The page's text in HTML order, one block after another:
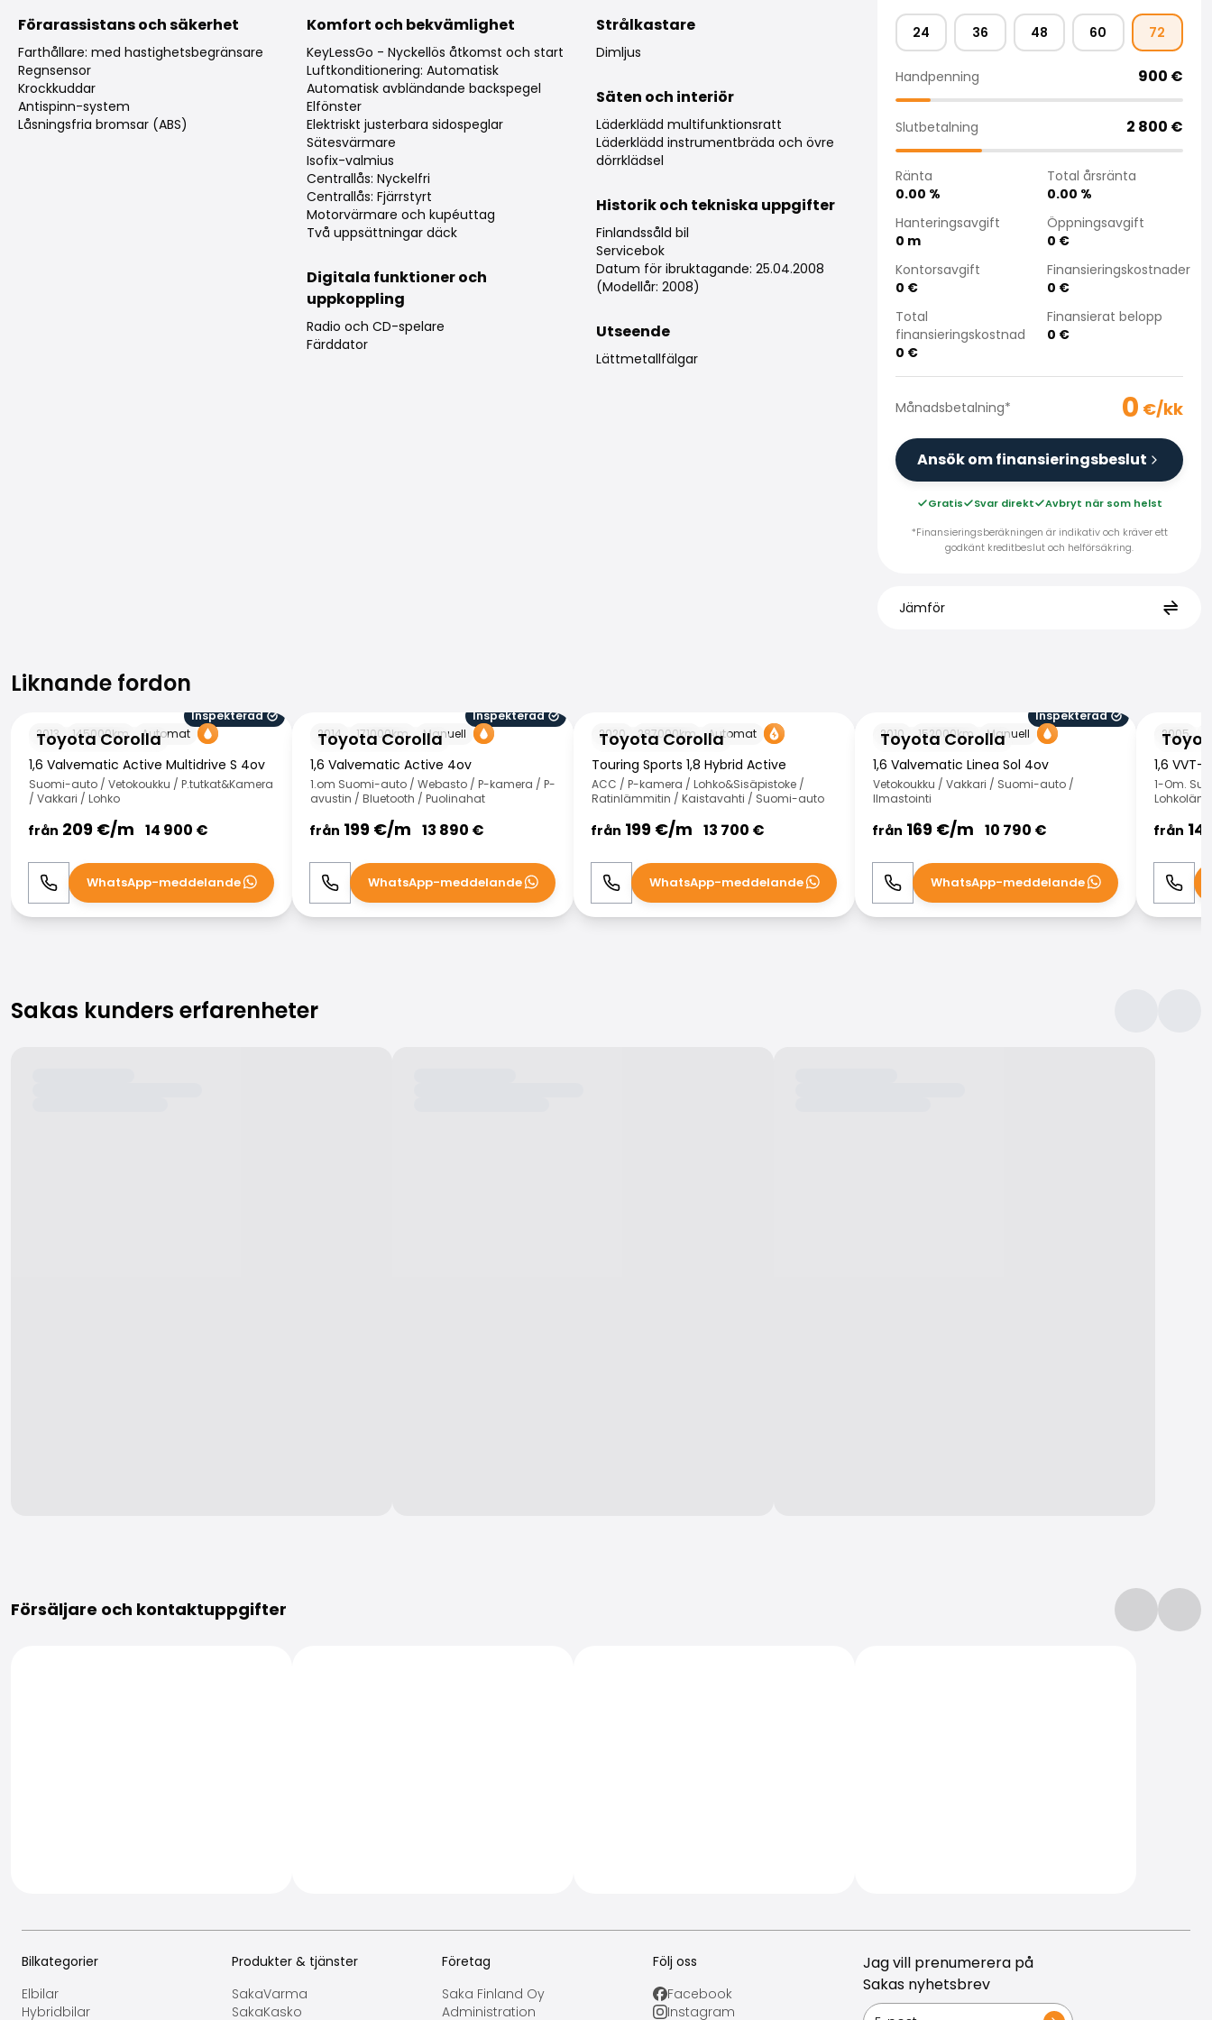
Förarassistans och säkerhet
Farthållare: med hastighetsbegränsare
Regnsensor
Krockkuddar
Antispinn-system
Låsningsfria bromsar (ABS)
Komfort och bekvämlighet
KeyLessGo - Nyckellös åtkomst och start
Luftkonditionering: Automatisk
Automatisk avbländande backspegel
Elfönster
Elektriskt justerbara sidospeglar
Sätesvärmare
Isofix-valmius
Centrallås: Nyckelfri
Centrallås: Fjärrstyrt
Motorvärmare och kupéuttag
Två uppsättningar däck
Digitala funktioner och
uppkoppling
Radio och CD-spelare
Färddator
Strålkastare
Dimljus
Säten och interiör
Läderklädd multifunktionsratt
Läderklädd instrumentbräda och övre
dörrklädsel
Historik och tekniska uppgifter
Finlandssåld bil
Servicebok
Datum för ibruktagande: 25.04.2008
(Modellår: 2008)
Utseende
Lättmetallfälgar
24 36 48 60 72
Handpenning 900 €
Slutbetalning 2 800 €
Ränta
0.00 %
Total årsränta
0.00 %
Hanteringsavgift
0 m
Öppningsavgift
0 €
Kontorsavgift
0 €
Finansieringskostnader
0 €
Total
finansieringskostnad
0 €
Finansierat belopp
0 €
Månadsbetalning* 0 €/kk
Ansök om finansieringsbeslut
Gratis Svar direkt
Avbryt när som helst
*Finansieringsberäkningen är indikativ och kräver ett
godkänt kreditbeslut och helförsäkring.
Jämför
Liknande fordon
Liknande fordon
Toyota Corolla
Inspekterad
2013
145000km Automat
1,6 Valvematic Active Multidrive S 4ov
Suomi-auto / Vetokoukku / P.tutkat&Kamera
/ Vakkari / Lohko
från 209 €/m 14 900 €
Ring WhatsApp
WhatsApp-meddelande
Toyota Corolla
Inspekterad
2014
171000km Manuell
1,6 Valvematic Active 4ov
1.om Suomi-auto / Webasto / P-kamera / P-
avustin / Bluetooth / Puolinahat
från 199 €/m 13 890 €
Ring WhatsApp
WhatsApp-meddelande
Toyota Corolla
2020 287000km Automat
Touring Sports 1,8 Hybrid Active
ACC / P-kamera / Lohko&Sisäpistoke /
Ratinlämmitin / Kaistavahti / Suomi-auto
från 199 €/m 13 700 €
Ring WhatsApp
WhatsApp-meddelande
Toyota Corolla
Inspekterad
2010
152000km Manuell
1,6 Valvematic Linea Sol 4ov
Vetokoukku / Vakkari / Suomi-auto /
Ilmastointi
från 169 €/m 10 790 €
Ring WhatsApp
WhatsApp-meddelande
2005
1,6 VVT-
1-Om.
från
Ring
Sakas kunders erfarenheter
Försäljare och kontaktuppgifter
Bilkategorier
Elbilar
Hybridbilar
Produkter & tjänster
SakaVarma
SakaKasko
Företag
Saka Finland Oy
Administration
Följ oss
Facebook
Instagram
Jag vill prenumerera på
Sakas nyhetsbrev